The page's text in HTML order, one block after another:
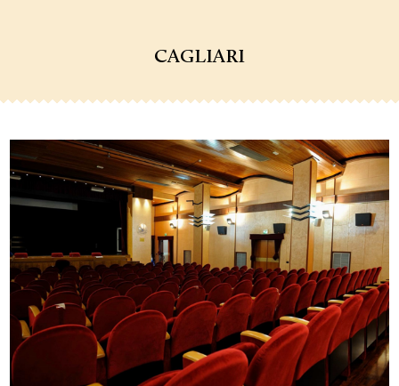
CAGLIARI